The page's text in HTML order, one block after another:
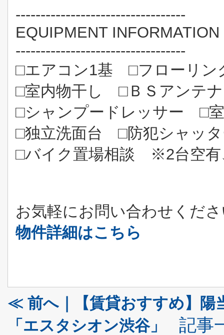
----------------------------------
EQUIPMENT INFORMATION
----------------------------------
□エアコン1基 □フローリ
□室内物干し □ＢＳアンテ
□シャンプードレッサー □
□独立洗面台 □防犯シャッ
□バイク置場相談
※2台空有
お気軽にお問い合わせくだ
物件詳細はこちら
≪ 前へ｜【賃貸おすすめ】陽
「エスタシオン渋谷」
記事